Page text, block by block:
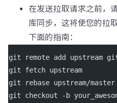
在发送拉取请求之前，
库同步，这将使您的拉
下面的指南：
git remote add upstream
git fetch upstream
git rebase upstream/master
git checkout -b